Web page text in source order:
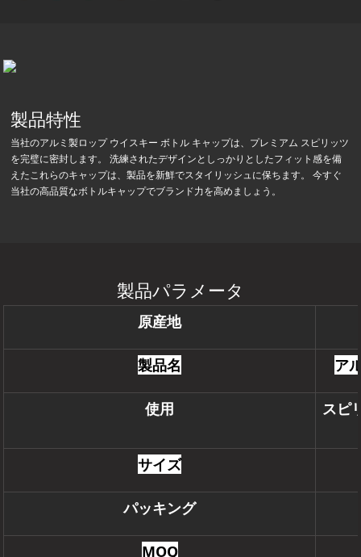
製品特性
当社のアルミ製ロップ ウイスキー ボトル キャップは、プレミアム スピリッツ
を完璧に密封します。 洗練されたデザインとしっかりとしたフィット感を備
えたこれらのキャップは、製品を新鮮でスタイリッシュに保ちます。 今すぐ
当社の高品質なボトルキャップでブランド力を高めましょう。
製品パラメータ
原産地
製品名 ア
使用 スピ
サイズ
パッキング
MOQ